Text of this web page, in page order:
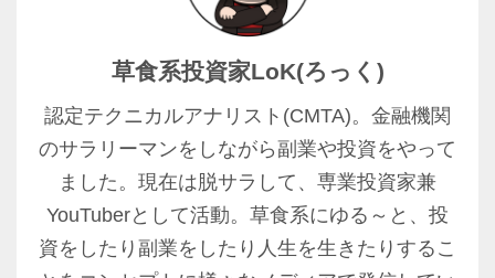
草食系投資家LoK(ろっく)
認定テクニカルアナリスト(CMTA)。金融機関
のサラリーマンをしながら副業や投資をやって
ました。現在は脱サラして、専業投資家兼
YouTuberとして活動。草食系にゆる～と、投
資をしたり副業をしたり人生を生きたりするこ